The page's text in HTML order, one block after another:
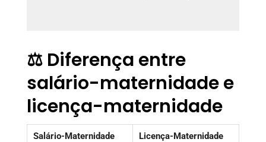
⚖️ Diferença entre
salário-maternidade e
licença-maternidade
Salário-Maternidade Licença-Maternidade